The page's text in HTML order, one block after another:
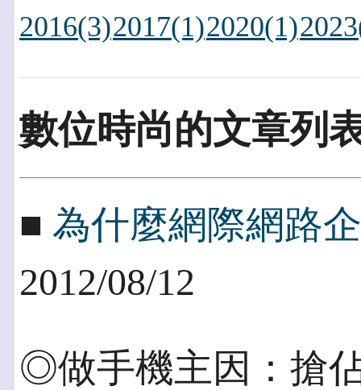
2016(3)2017(1)2020(1)
數位時尚的文章列
■ 為什麼網際網路
2012/08/12
◎做手機主因：搶